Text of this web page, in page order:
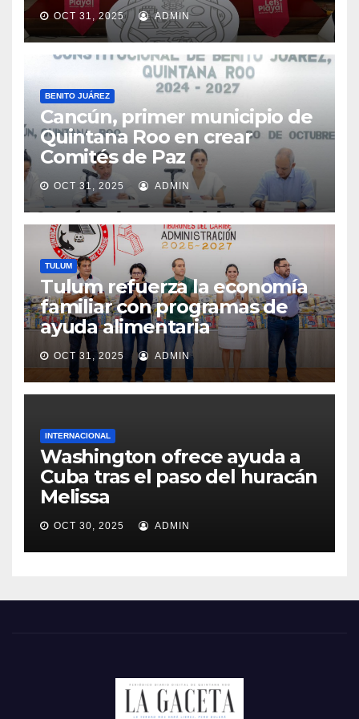
OCT 31, 2025 ADMIN
BENITO JUÁREZ
Cancún, primer municipio de
Quintana Roo en crear
Comités de Paz
OCT 31, 2025 ADMIN
TULUM
Tulum refuerza la economía
familiar con programas de
ayuda alimentaria
OCT 31, 2025 ADMIN
INTERNACIONAL
Washington ofrece ayuda a
Cuba tras el paso del huracán
Melissa
OCT 30, 2025 ADMIN